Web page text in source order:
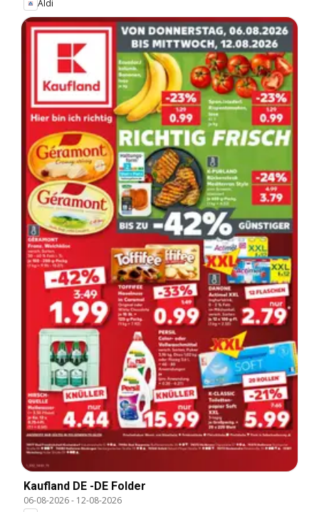
Aldi
Kaufland DE -DE Folder
06-08-2026- 12-08-2026